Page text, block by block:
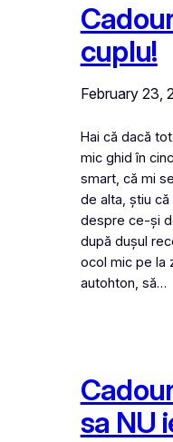
cuplu!
February 23,
Hai că dacă
mic ghid în
smart, că mi
de alta, știu
despre ce-și
după dușul
ocol mic pe la
autohton, să…
sa NU